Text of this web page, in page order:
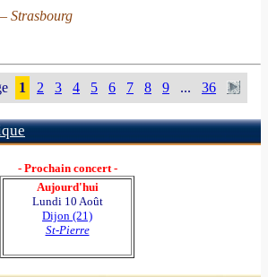
Strasbourg
1 2 3 4 5 6 7 8 9 ... 36
- Prochain concert -
Aujourd'hui
Lundi 10 Août
Dijon (21)
St-Pierre